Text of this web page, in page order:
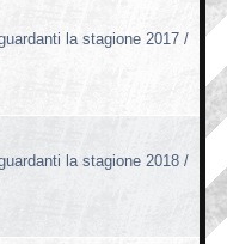
la stagione 2017 /
la stagione 2018 /